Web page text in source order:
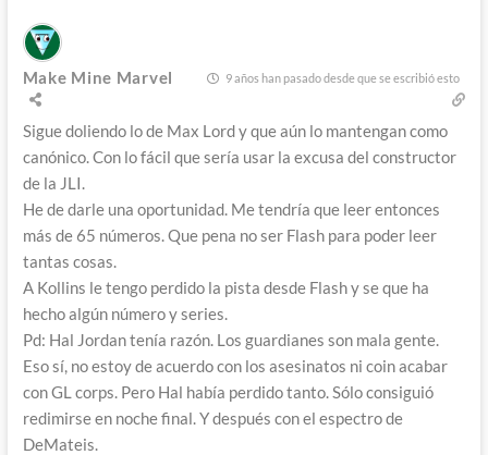
Make Mine Marvel 9 años han pasado desde que se escribió esto
Sigue doliendo lo de Max Lord y que aún lo mantengan como
canónico. Con lo fácil que sería usar la excusa del constructor
de la JLI.
He de darle una oportunidad. Me tendría que leer entonces
más de 65 números. Que pena no ser Flash para poder leer
tantas cosas.
A Kollins le tengo perdido la pista desde Flash y se que ha
hecho algún número y series.
Pd: Hal Jordan tenía razón. Los guardianes son mala gente.
Eso sí, no estoy de acuerdo con los asesinatos ni coin acabar
con GL corps. Pero Hal había perdido tanto. Sólo consiguió
redimirse en noche final. Y después con el espectro de
DeMateis.